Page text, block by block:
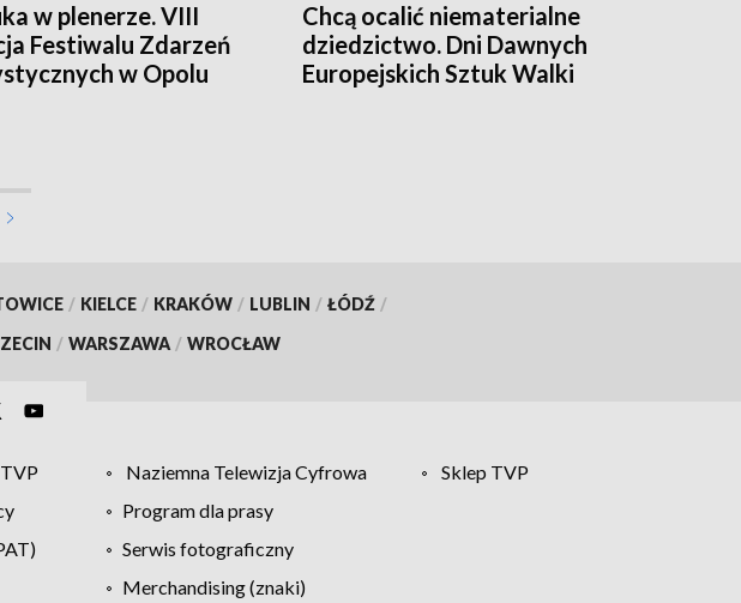
w plenerze. VIII
Festiwalu Zdarzeń
w Opolu
Chcą ocalić niematerialne
dziedzictwo. Dni Dawnych
Europejskich Sztuk Walki
/ KIELCE / KRAKÓW / LUBLIN / ŁÓDŹ /
/ WARSZAWA / WROCŁAW
Naziemna Telewizja Cyfrowa
Sklep TVP
Program dla prasy
Serwis fotograficzny
Merchandising (znaki)